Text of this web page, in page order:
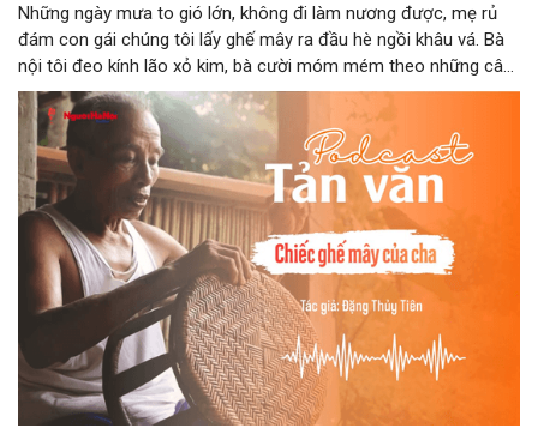
Những ngày mưa to gió lớn, không đi làm nương được, mẹ rủ
đám con gái chúng tôi lấy ghế mây ra đầu hè ngồi khâu vá. Bà
nội tôi đeo kính lão xỏ kim, bà cười móm mém theo những câu
chuyện kể tếu táo của đám trẻ chúng tôi. Chiếc ghế mây phát
ra âm thanh kin kít chịu đựng sức nặng cơ thể con người theo
những điệu cười khúc khích.